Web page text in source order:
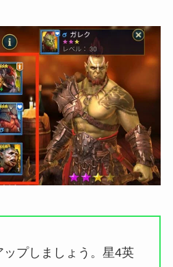
プしましょう。星4英